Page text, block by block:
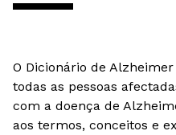
O Dicionário de
todas as pessoas
com a doença de
aos termos, conceitos e